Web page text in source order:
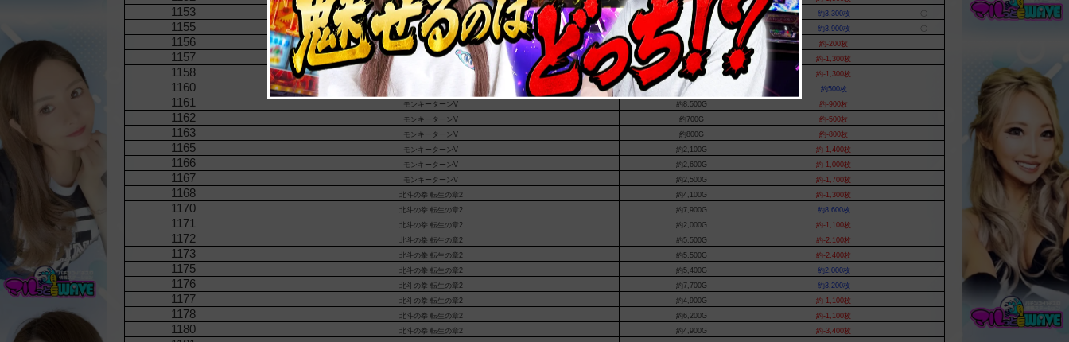
1153 モンキーターンV 約3,800G 約3,300枚 〇
1155 モンキーターンV 約8,100G 約3,900枚 〇
1156 モンキーターンV 約2,900G 約-200枚
1157 モンキーターンV 約1,100G 約-1,300枚
1158 約1,700G 約-1,300枚
1160 約8,000G 約500枚
1161 モンキーターンV 約8,500G 約-900枚
1162 モンキーターンV 約700G 約-500枚
1163 モンキーターンV 約800G 約-800枚
1165 モンキーターンV 約2,100G 約-1,400枚
1166 モンキーターンV 約2,600G 約-1,000枚
1167 モンキーターンV 約2,500G 約-1,700枚
1168 北斗の拳 転生の章2 約4,100G 約-1,300枚
1170 北斗の拳 転生の章2 約7,900G 約8,600枚
1171 北斗の拳 転生の章2 約2,000G 約-1,100枚
1172 北斗の拳 転生の章2 約5,500G 約-2,100枚
1173 北斗の拳 転生の章2 約5,500G 約-2,400枚
1175 北斗の拳 転生の章2 約5,400G 約2,000枚
1176 北斗の拳 転生の章2 約7,700G 約3,200枚
1177 北斗の拳 転生の章2 約4,900G 約-1,100枚
1178 北斗の拳 転生の章2 約6,200G 約-1,100枚
1180 北斗の拳 転生の章2 約4,900G 約-3,400枚